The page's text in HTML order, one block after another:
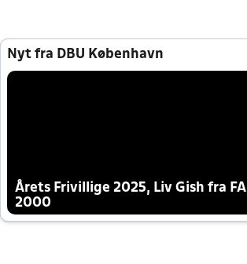
Nyt fra DBU København
Årets Frivillige 2025, Liv Gish fra FA
2000